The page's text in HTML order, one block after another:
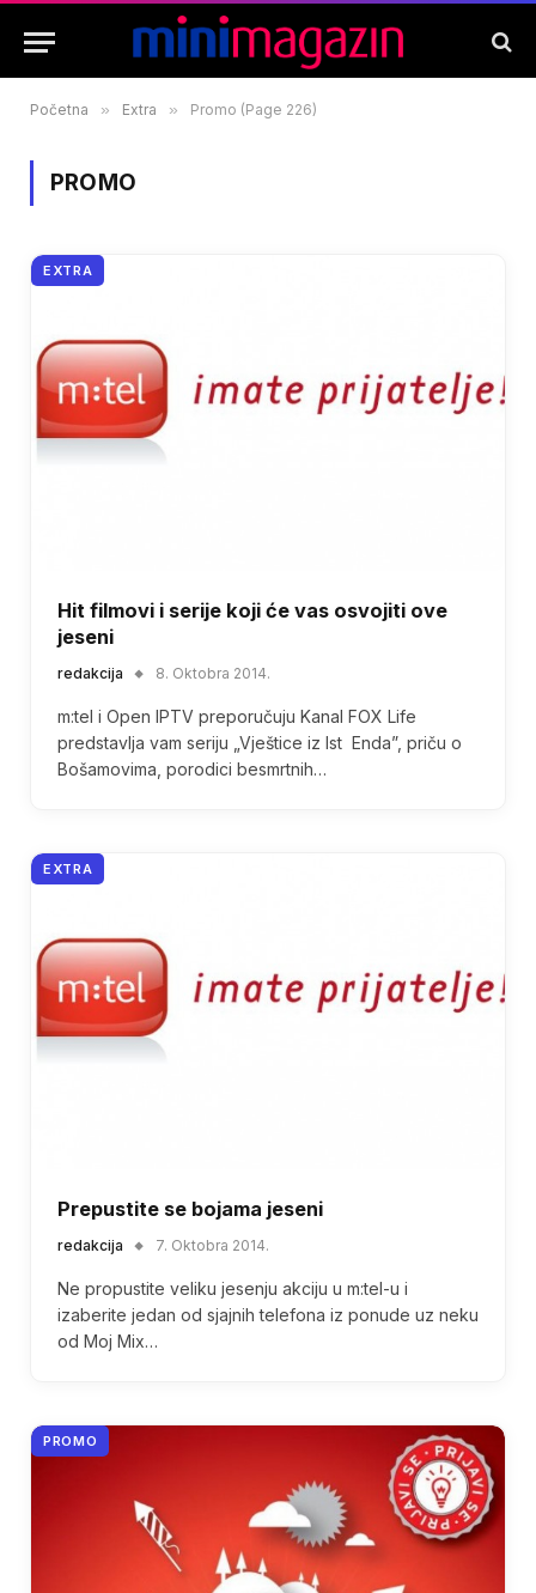
Početna » Extra » Promo (Page 226)
PROMO
EXTRA
Hit filmovi i serije koji će vas osvojiti ove
jeseni
redakcija 8. Oktobra 2014.
m:tel i Open IPTV preporučuju Kanal FOX Life
predstavlja vam seriju „Vještice iz Ist Enda”, priču o
Bošamovima, porodici besmrtnih…
EXTRA
Prepustite se bojama jeseni
redakcija 7. Oktobra 2014.
Ne propustite veliku jesenju akciju u m:tel-u i
izaberite jedan od sjajnih telefona iz ponude uz neku
od Moj Mix…
PROMO